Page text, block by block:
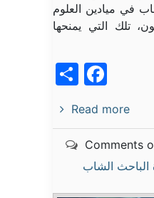
في ميادين العلوم
تلك التي يمنحها
Read more
Comments
الباحث الشاب